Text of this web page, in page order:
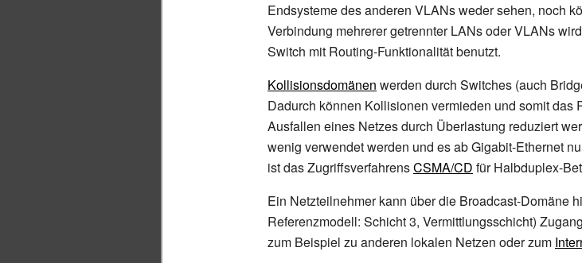
Endsysteme des anderen VLANs weder sehen, noch
Verbindung mehrerer getrennter LANs oder VLANs
Switch mit Routing-Funktionalität benutzt.
Kollisionsdomänen werden durch Switches (auch
Dadurch können Kollisionen vermieden und somit das
Ausfallen eines Netzes durch Überlastung reduziert
wenig verwendet werden und es ab Gigabit-Ethernet
ist das ZugriffsverfahrensCSMA/CD für Halbduplex-
Ein Netzteilnehmer kann über die Broadcast-Domäne
Referenzmodell: Schicht 3, Vermittlungsschicht)
zum Beispiel zu anderen lokalen Netzen oder zum